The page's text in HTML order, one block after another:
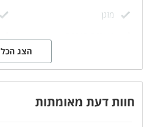
מזגן
הצג הכל
חוות דעת מאומתות